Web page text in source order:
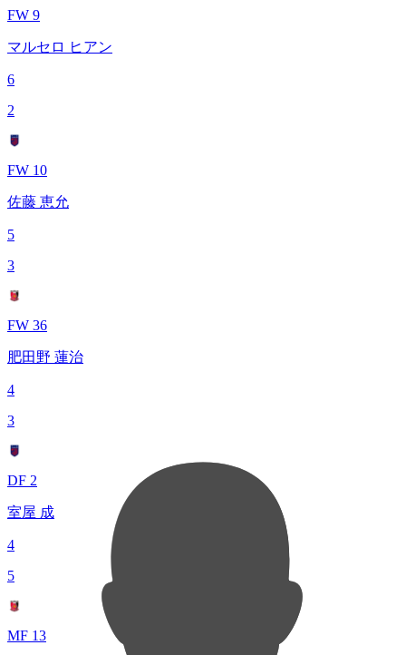
FW 9
マルセロ ヒアン
6
2
FW 10
佐藤 恵允
5
3
FW 36
肥田野 蓮治
4
3
DF 2
室屋 成
4
5
MF 13